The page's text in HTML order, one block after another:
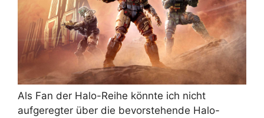
Als Fan der Halo-Reihe könnte ich nicht
aufgeregter über die bevorstehende Halo-